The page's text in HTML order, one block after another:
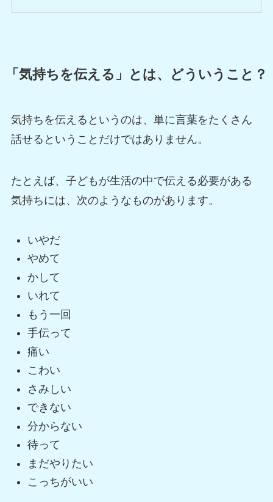
「気持ちを伝える」とは、どういうこと？
気持ちを伝えるというのは、単に言葉をたくさん
話せるということだけではありません。
たとえば、子どもが生活の中で伝える必要がある
気持ちには、次のようなものがあります。
いやだ
やめて
かして
いれて
もう一回
手伝って
痛い
こわい
さみしい
できない
分からない
待って
まだやりたい
こっちがいい